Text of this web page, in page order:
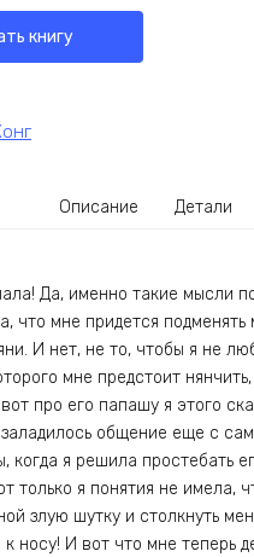
книгу
Описание Детали
Да, именно такие мысли
что мне придется подменять
И нет, не то, чтобы я не
мне предстоит
про его папашу я этого
общение еще с
когда я решила простебать
только я понятия не имела,
злую шутку и столкнуть
к носу! И вот что мне теперь